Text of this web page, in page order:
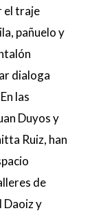
el traje
pañuelo y
dialoga
las
Duyos y
Ruiz, han
de
Daoiz y